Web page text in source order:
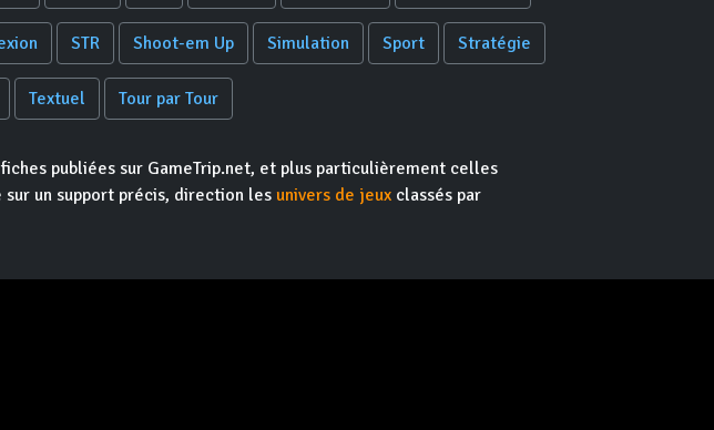
STR Shoot-em Up Simulation Sport Stratégie
Textuel Tour par Tour
publiées sur GameTrip.net, et plus particulièrement celles
un support précis, direction les univers de jeux classés par